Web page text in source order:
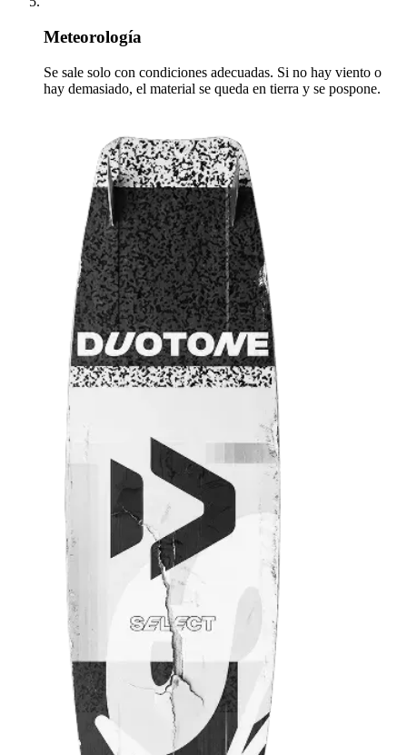
Meteorología
Se sale solo con condiciones adecuadas. Si no hay viento o
hay demasiado, el material se queda en tierra y se pospone.